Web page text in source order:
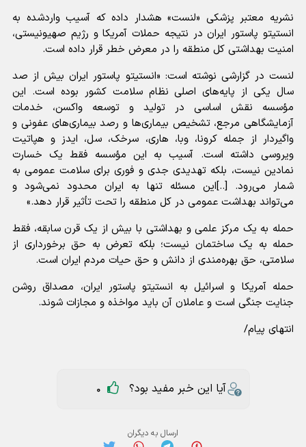
نشریه معتبر پزشکی «لنست» هشدار داده که آسیب واردشده به
انستیتو پاستور ایران در نتیجه حملات آمریکا و رژیم صهیونیستی،
امنیت بهداشتی کل منطقه را در معرض خطر قرار داده است.
لنست در گزارشی نوشته است: «انستیتو پاستور ایران بیش از صد
سال یکی از پایه‌های اصلی نظام سلامت کشور بوده است. این
مؤسسه نقش اساسی در تولید و توسعه واکسن، خدمات
آزمایشگاهی مرجع، تشخیص بیماری‌ها و رصد بیماری‌های عفونی و
واگیردار از جمله کرونا، وبا، هاری، سرخک، سل، ایدز و هپاتیت
ویروسی داشته است. آسیب به این مؤسسه فقط یک خسارت
نمادین نیست، بلکه تهدیدی جدی و فوری برای سلامت عمومی به
شمار می‌رود. [..]این مسئله تنها به ایران محدود نمی‌شود و
می‌تواند بهداشت عمومی در کل منطقه را تحت تأثیر قرار دهد.»
حمله به یک مرکز علمی و بهداشتی با بیش از یک قرن سابقه، فقط
حمله به یک ساختمان نیست؛ بلکه تعرض به حق برخورداری از
سلامتی، حق بهره‌مندی از دانش و حق حیات مردم ایران است.
حمله آمریکا و اسرائیل به انستیتو پاستور ایران، مصداق روشن
جنایت جنگی است و عاملان آن باید مواخذه و مجازات شوند.
انتهای پیام/
آیا این خبر مفید بود؟ 0
ارسال به دیگران